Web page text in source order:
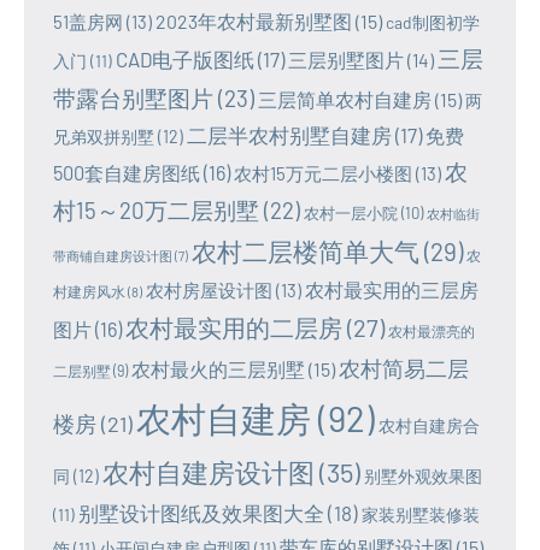
51盖房网 (13) 2023年农村最新别墅图 (15) cad制图初学
入门 (11) CAD电子版图纸(17) 三层别墅图片(14) 三层
带露台别墅图片 (23) 三层简单农村自建房(15)两
兄弟双拼别墅 (12) 二层半农村别墅自建房(17) 免费
500套自建房图纸(16) 农村15万元二层小楼图 (13)农
村15～20万二层别墅 (22)农村一层小院(10) 农村临街
带商铺自建房设计图 (7) 农村二层楼简单大气 (29) 农
村建房风水 (8) 农村房屋设计图 (13) 农村最实用的三层房
图片(16)农村最实用的二层房 (27) 农村最漂亮的
二层别墅(9) 农村最火的三层别墅 (15)农村简易二层
楼房(21)农村自建房 (92) 农村自建房合
同 (12)农村自建房设计图 (35) 别墅外观效果图
(11) 别墅设计图纸及效果图大全 (18)家装别墅装修装